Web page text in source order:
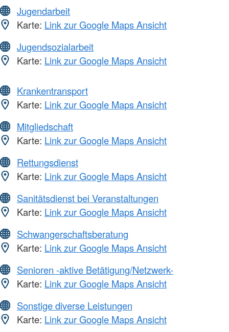
Jugendarbeit
Karte: Link zur Google Maps Ansicht
Jugendsozialarbeit
Karte: Link zur Google Maps Ansicht
Krankentransport
Karte: Link zur Google Maps Ansicht
Mitgliedschaft
Karte: Link zur Google Maps Ansicht
Rettungsdienst
Karte: Link zur Google Maps Ansicht
Sanitätsdienst bei Veranstaltungen
Karte: Link zur Google Maps Ansicht
Schwangerschaftsberatung
Karte: Link zur Google Maps Ansicht
Senioren -aktive Betätigung/Netzwerk-
Karte: Link zur Google Maps Ansicht
Sonstige diverse Leistungen
Karte: Link zur Google Maps Ansicht